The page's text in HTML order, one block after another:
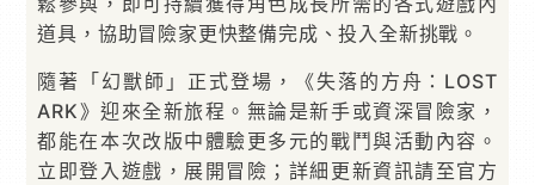
道具，協助冒險家更快整備完成、投入全新挑戰。
隨著「幻獸師」正式登場，《失落的方舟：LOST
ARK》迎來全新旅程。無論是新手或資深冒險家，
都能在本次改版中體驗更多元的戰鬥與活動內容。
立即登入遊戲，展開冒險；詳細更新資訊請至官方